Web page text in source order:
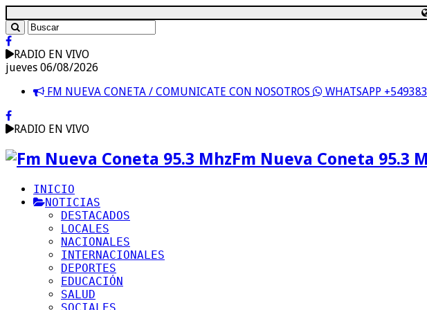
RADIO EN VIVO
jueves 06/08/2026
FM NUEVA CONETA / COMUNICATE CON NOSOTROS
WHATSAPP
RADIO EN VIVO
Fm Nueva Coneta 95.3
INICIO
NOTICIAS
DESTACADOS
LOCALES
NACIONALES
INTERNACIONALES
DEPORTES
EDUCACIÓN
SALUD